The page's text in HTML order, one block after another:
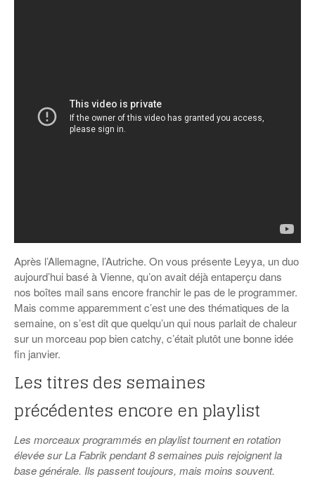
Après l’Allemagne, l’Autriche. On vous présente Leyya, un duo
aujourd’hui basé à Vienne, qu’on avait déjà entaperçu dans
nos boîtes mail sans encore franchir le pas de le programmer.
Mais comme apparemment c’est une des thématiques de la
semaine, on s’est dit que quelqu’un qui nous parlait de chaleur
sur un morceau pop bien catchy, c’était plutôt une bonne idée
fin janvier.
Les titres des semaines
précédentes encore en playlist
Les morceaux programmés en playlist tournent en rotation
élevée sur La Fabrik pendant 8 semaines puis rejoignent la
base générale. Ils passent toujours, mais moins souvent.